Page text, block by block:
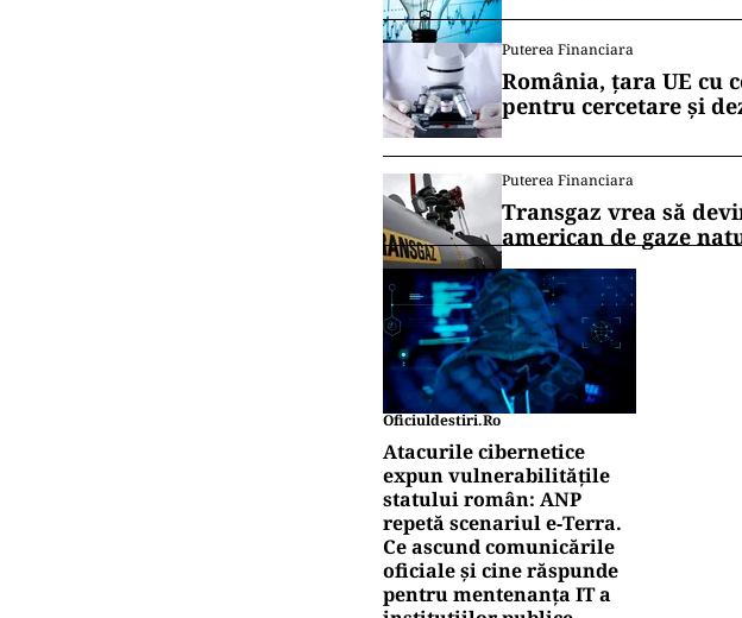
Puterea Financiara
România, țara UE cu
pentru cercetare și
Puterea Financiara
Transgaz vrea să
american de gaze
Oficiuldestiri.ro
Atacurile cibernetice
expun vulnerabilitățile
statului român: ANP
repetă scenariul e‑Terra.
Ce ascund comunicările
oficiale și cine răspunde
pentru mentenanța IT a